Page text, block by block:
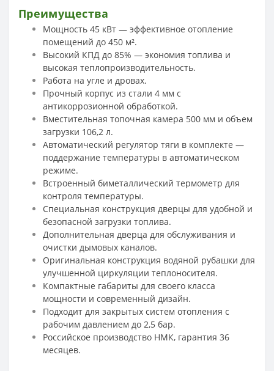
Преимущества
Мощность 45 кВт — эффективное отопление
помещений до 450 м².
Высокий КПД до 85% — экономия топлива и
высокая теплопроизводительность.
Работа на угле и дровах.
Прочный корпус из стали 4 мм с
антикоррозионной обработкой.
Вместительная топочная камера 500 мм и объем
загрузки 106,2 л.
Автоматический регулятор тяги в комплекте —
поддержание температуры в автоматическом
режиме.
Встроенный биметаллический термометр для
контроля температуры.
Специальная конструкция дверцы для удобной и
безопасной загрузки топлива.
Дополнительная дверца для обслуживания и
очистки дымовых каналов.
Оригинальная конструкция водяной рубашки для
улучшенной циркуляции теплоносителя.
Компактные габариты для своего класса
мощности и современный дизайн.
Подходит для закрытых систем отопления с
рабочим давлением до 2,5 бар.
Российское производство НМК, гарантия 36
месяцев.